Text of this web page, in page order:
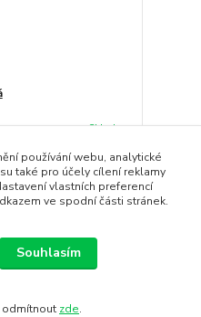
Skladem
do košíku
používání webu, analytické
také pro účely cílení reklamy
vlastních preferencí
ve spodní části stránek.
Souhlasím
odmítnout zde.